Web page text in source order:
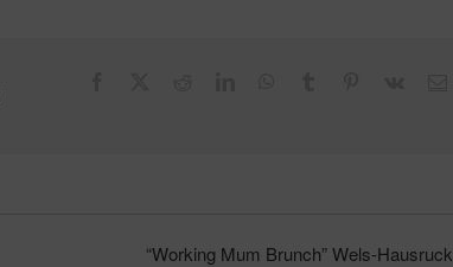
“Working Mum Brunch” Wels-Hausruck